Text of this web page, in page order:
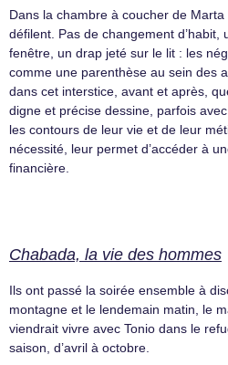
Dans la chambre à coucher de
défilent. Pas de changement
fenêtre, un drap jeté sur le lit : les
comme une parenthèse au sein des
dans cet interstice, avant et après,
digne et précise dessine, parfois
les contours de leur vie et de leur
nécessité, leur permet d’accéder à
financière.
Chabada, la vie des hommes
Ils ont passé la soirée ensemble à
montagne et le lendemain matin, le
viendrait vivre avec Tonio dans le
saison, d’avril à octobre.